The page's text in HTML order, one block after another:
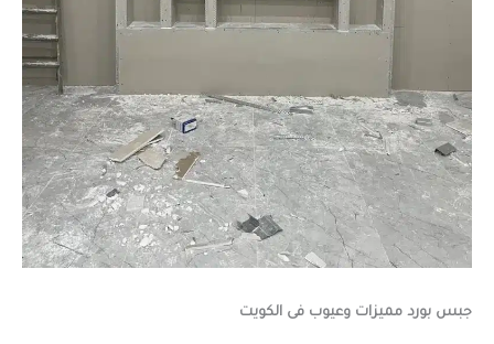
جبس بورد مميزات وعيوب فى الكويت